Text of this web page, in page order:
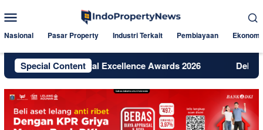
to
Menu
Nasional Pasar Property Industri Terkait Pembiayaan Ekonomi
Special Content
Digital Excellence Awards 2026 Dekat Jakarta